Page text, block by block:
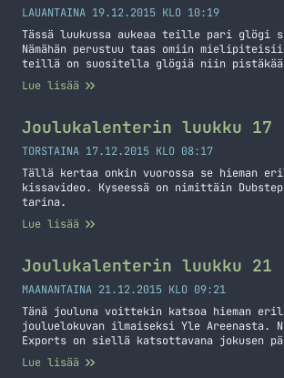
LAUANTAINA 19.12.2015 KLO 10:19
Tässä luukussa aukeaa teille pari glögi
Nämähän perustuu taas omiin
teillä on suositella glögiä niin
tuonne alas!
Lue lisää
Joulukalenterin luukku 17
TORSTAINA 17.12.2015 KLO 08:17
Tällä kertaa onkin vuorossa se hieman
kissavideo. Kyseessä on nimittäin
tarina.
Lue lisää
Joulukalenterin luukku 21
MAANANTAINA 21.12.2015 KLO 09:21
Tänä jouluna voittekin katsoa hieman
jouluelokuvan ilmaiseksi Yle Areenasta.
Exports on siellä katsottavana jokusen
ilmaiseksi. Kannattaa vilaista, ite pidin
elokuvasta ja tässähän on hieman
Lue lisää